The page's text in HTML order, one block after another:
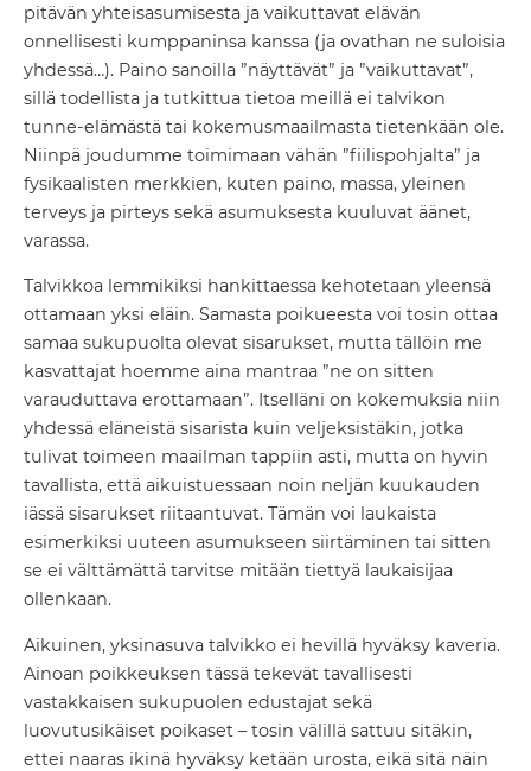
pitävän yhteisasumisesta ja vaikuttavat elävän
onnellisesti kumppaninsa kanssa (ja ovathan ne suloisia
yhdessä…). Paino sanoilla ”näyttävät” ja ”vaikuttavat”,
sillä todellista ja tutkittua tietoa meillä ei talvikon
tunne-elämästä tai kokemusmaailmasta tietenkään ole.
Niinpä joudumme toimimaan vähän ”fiilispohjalta” ja
fysikaalisten merkkien, kuten paino, massa, yleinen
terveys ja pirteys sekä asumuksesta kuuluvat äänet,
varassa.
Talvikkoa lemmikiksi hankittaessa kehotetaan yleensä
ottamaan yksi eläin. Samasta poikueesta voi tosin ottaa
samaa sukupuolta olevat sisarukset, mutta tällöin me
kasvattajat hoemme aina mantraa ”ne on sitten
varauduttava erottamaan”. Itselläni on kokemuksia niin
yhdessä eläneistä sisarista kuin veljeksistäkin, jotka
tulivat toimeen maailman tappiin asti, mutta on hyvin
tavallista, että aikuistuessaan noin neljän kuukauden
iässä sisarukset riitaantuvat. Tämän voi laukaista
esimerkiksi uuteen asumukseen siirtäminen tai sitten
se ei välttämättä tarvitse mitään tiettyä laukaisijaa
ollenkaan.
Aikuinen, yksinasuva talvikko ei hevillä hyväksy kaveria.
Ainoan poikkeuksen tässä tekevät tavallisesti
vastakkaisen sukupuolen edustajat sekä
luovutusikäiset poikaset – tosin välillä sattuu sitäkin,
ettei naaras ikinä hyväksy ketään urosta, eikä sitä näin